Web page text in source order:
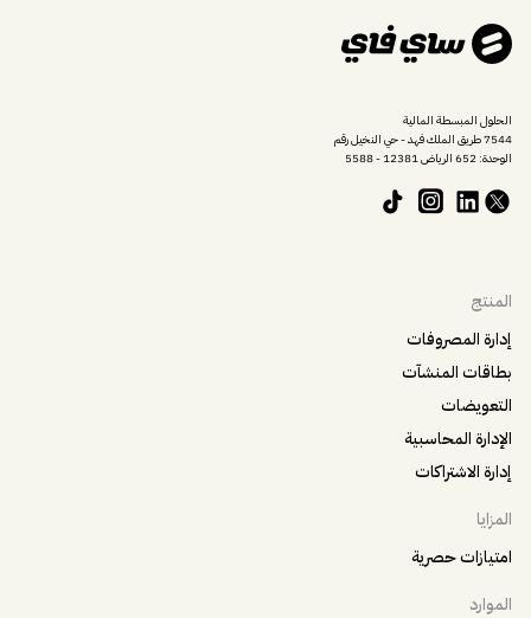
الحلول المبسطة المالية
7544 طريق الملك فهد - حي النخيل رقم
الوحدة: 652 الرياض 12381 - 5588
المنتج
إدارة المصروفات
بطاقات المنشآت
التعويضات
الإدارة المحاسبية
إدارة الاشتراكات
المزايا
امتيازات حصرية
الموارد